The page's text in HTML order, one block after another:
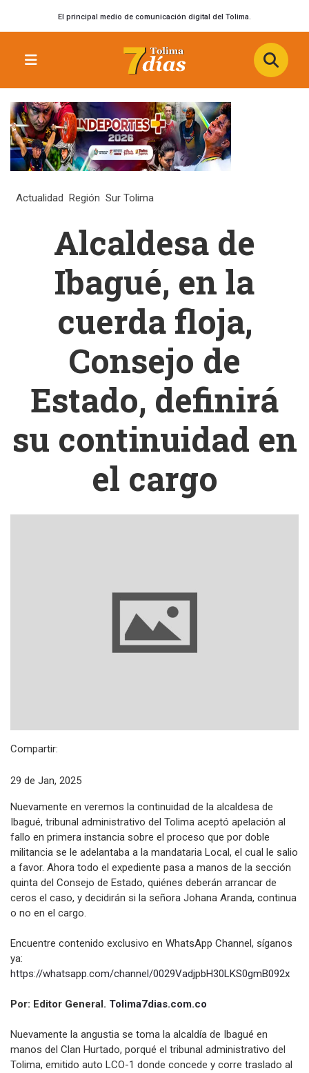
El principal medio de comunicación digital del Tolima.
Actualidad Región Sur Tolima
Alcaldesa de
Ibagué, en la
cuerda floja,
Consejo de
Estado, definirá
su continuidad en
el cargo
Compartir:
29 de Jan, 2025
Nuevamente en veremos la continuidad de la alcaldesa de
Ibagué, tribunal administrativo del Tolima aceptó apelación al
fallo en primera instancia sobre el proceso que por doble
militancia se le adelantaba a la mandataria Local, el cual le salio
a favor. Ahora todo el expediente pasa a manos de la sección
quinta del Consejo de Estado, quiénes deberán arrancar de
ceros el caso, y decidirán si la señora Johana Aranda, continua
o no en el cargo.
Encuentre contenido exclusivo en WhatsApp Channel, síganos
ya:
https://whatsapp.com/channel/0029VadjpbH30LKS0gmB092x
Por: Editor General. Tolima7dias.com.co
Nuevamente la angustia se toma la alcaldía de Ibagué en
manos del Clan Hurtado, porqué el tribunal administrativo del
Tolima, emitido auto LCO-1 donde concede y corre traslado al